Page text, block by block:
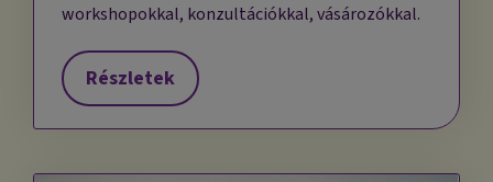
workshopokkal, konzultációkkal, vásározókkal.
Részletek